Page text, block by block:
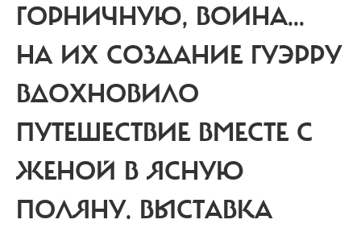
ГОРНИЧНУЮ, ВОИНА...
НА ИХ СОЗДАНИЕ ГУЭРРУ
ВДОХНОВИЛО
ПУТЕШЕСТВИЕ ВМЕСТЕ С
ЖЕНОЙ В ЯСНУЮ
ПОЛЯНУ. ВЫСТАВКА